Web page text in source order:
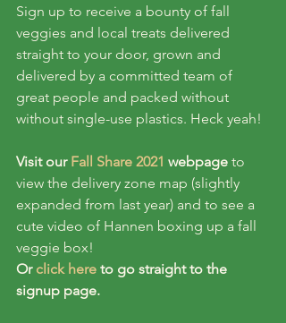
Sign up to receive a bounty of fall
veggies and local treats delivered
straight to your door, grown and
delivered by a committed team of
great people and packed without
without single-use plastics. Heck yeah!
Visit our Fall Share 2021 webpage to
view the delivery zone map (slightly
expanded from last year) and to see a
cute video of Hannen boxing up a fall
veggie box!
Or click here to go straight to the
signup page.